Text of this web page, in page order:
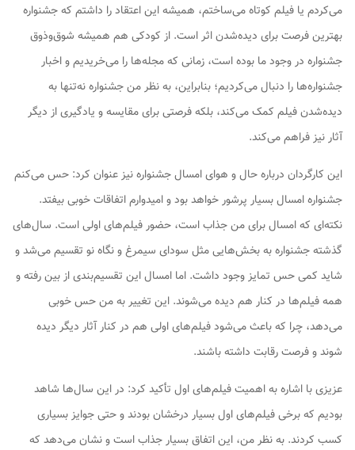
می‌کردم یا فیلم کوتاه می‌ساختم، همیشه این اعتقاد را داشتم که جشنواره
بهترین فرصت برای دیده‌شدن اثر است. از کودکی هم همیشه شوق‌وذوق
جشنواره در وجود ما بوده است، زمانی که مجله‌ها را می‌خریدیم و اخبار
جشنواره‌ها را دنبال می‌کردیم؛ بنابراین، به نظر من جشنواره نه‌تنها به
دیده‌شدن فیلم کمک می‌کند، بلکه فرصتی برای مقایسه و یادگیری از دیگر
آثار نیز فراهم می‌کند.
این کارگردان درباره حال و هوای امسال جشنواره نیز عنوان کرد: حس می‌کنم
جشنواره امسال بسیار پرشور خواهد بود و امیدوارم اتفاقات خوبی بیفتد.
نکته‌ای که امسال برای من جذاب است، حضور فیلم‌های اولی است. سال‌های
گذشته جشنواره به بخش‌هایی مثل سودای سیمرغ و نگاه نو تقسیم می‌شد و
شاید کمی حس تمایز وجود داشت. اما امسال این تقسیم‌بندی از بین رفته و
همه فیلم‌ها در کنار هم دیده می‌شوند. این تغییر به من حس خوبی
می‌دهد، چرا که باعث می‌شود فیلم‌های اولی هم در کنار آثار دیگر دیده
شوند و فرصت رقابت داشته باشند.
عزیزی با اشاره به اهمیت فیلم‌های اول تأکید کرد: در این سال‌ها شاهد
بودیم که برخی فیلم‌های اول بسیار درخشان بودند و حتی جوایز بسیاری
کسب کردند. به نظر من، این اتفاق بسیار جذاب است و نشان می‌دهد که